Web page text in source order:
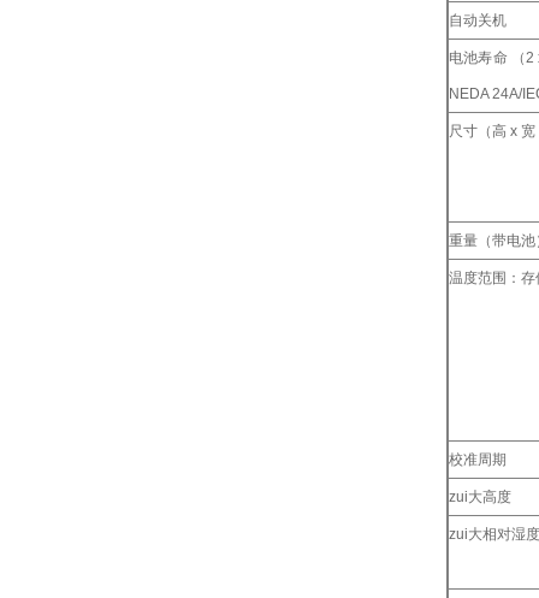
自动关机
电池寿命 （2
NEDA 24A/
尺寸（高 x
重量（带电池
温度范围：存
校准周期
zui大高度
zui大相对湿